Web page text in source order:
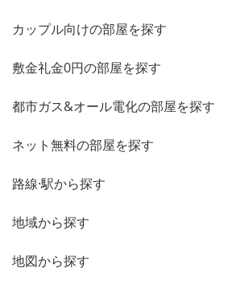
カップル向けの部屋を探す
敷金礼金0円の部屋を探す
都市ガス&オール電化の部屋を探す
ネット無料の部屋を探す
路線·駅から探す
地域から探す
地図から探す